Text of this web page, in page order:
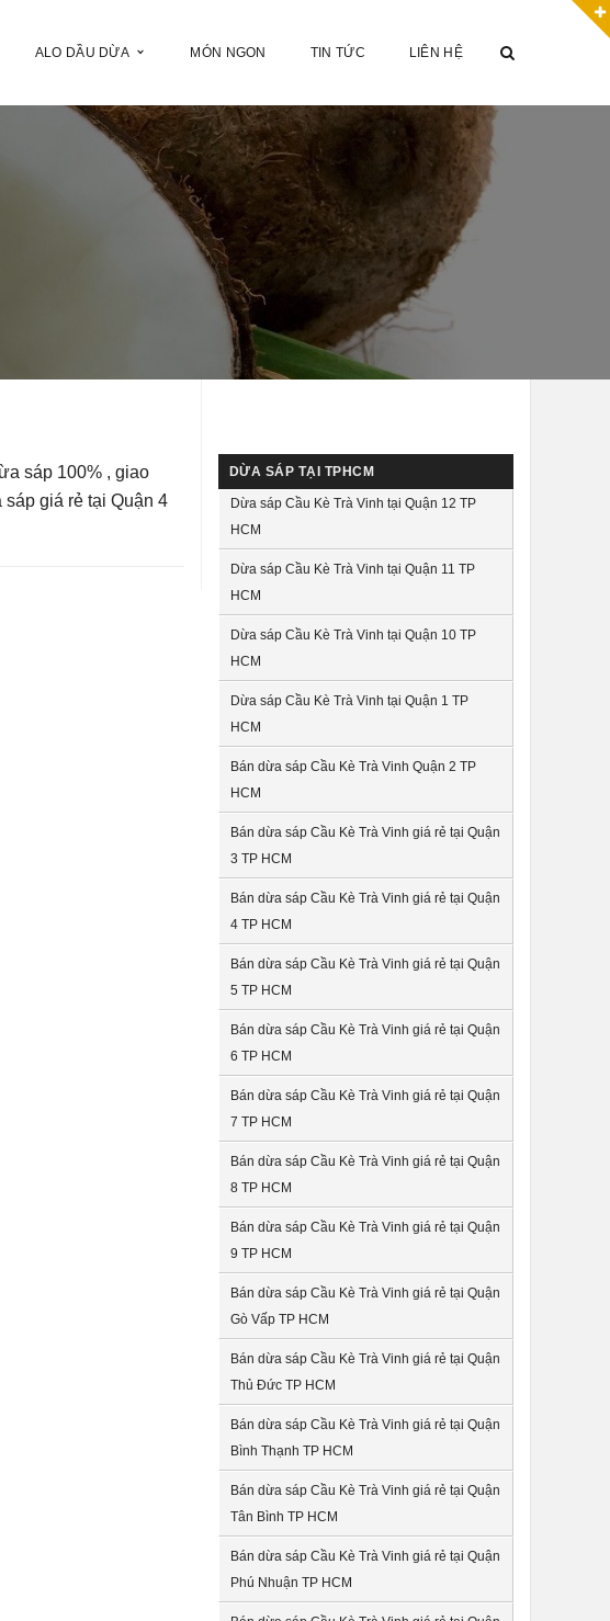
ALO DẦU DỪA MÓN NGON TIN TỨC LIÊN HỆ
sáp 100% , giao
giá rẻ tại Quận 4
DỪA SÁP TẠI TPHCM
Dừa sáp Cầu Kè Trà Vinh tại Quận 12 TP
HCM
Dừa sáp Cầu Kè Trà Vinh tại Quận 11 TP
HCM
Dừa sáp Cầu Kè Trà Vinh tại Quận 10 TP
HCM
Dừa sáp Cầu Kè Trà Vinh tại Quận 1 TP
HCM
Bán dừa sáp Cầu Kè Trà Vinh Quận 2 TP
HCM
Bán dừa sáp Cầu Kè Trà Vinh giá rẻ tại Quận
3 TP HCM
Bán dừa sáp Cầu Kè Trà Vinh giá rẻ tại Quận
4 TP HCM
Bán dừa sáp Cầu Kè Trà Vinh giá rẻ tại Quận
5 TP HCM
Bán dừa sáp Cầu Kè Trà Vinh giá rẻ tại Quận
6 TP HCM
Bán dừa sáp Cầu Kè Trà Vinh giá rẻ tại Quận
7 TP HCM
Bán dừa sáp Cầu Kè Trà Vinh giá rẻ tại Quận
8 TP HCM
Bán dừa sáp Cầu Kè Trà Vinh giá rẻ tại Quận
9 TP HCM
Bán dừa sáp Cầu Kè Trà Vinh giá rẻ tại Quận
Gò Vấp TP HCM
Bán dừa sáp Cầu Kè Trà Vinh giá rẻ tại Quận
Thủ Đức TP HCM
Bán dừa sáp Cầu Kè Trà Vinh giá rẻ tại Quận
Bình Thạnh TP HCM
Bán dừa sáp Cầu Kè Trà Vinh giá rẻ tại Quận
Tân Bình TP HCM
Bán dừa sáp Cầu Kè Trà Vinh giá rẻ tại Quận
Phú Nhuận TP HCM